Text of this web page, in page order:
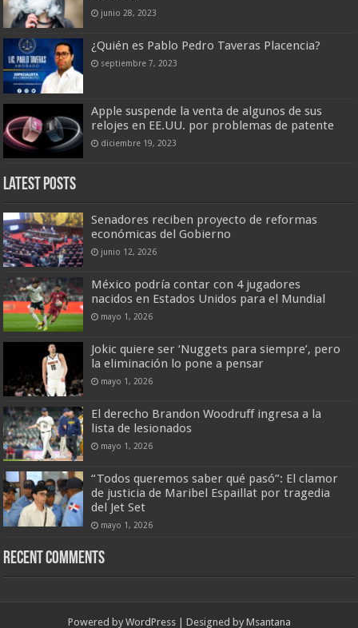
junio 28, 2023
¿Quién es Pablo Pedro Taveras Placencia?
septiembre 7, 2023
Apple suspende la venta de algunos de sus
relojes en EE.UU. por problemas de patente
diciembre 19, 2023
Latest Posts
Senadores reciben proyecto de reformas
económicas del Gobierno
junio 12, 2026
México podría contar con 4 jugadores
nacidos en Estados Unidos para el Mundial
mayo 1, 2026
Jokic quiere ser ‘Nuggets para siempre’, pero
la eliminación lo pone a pensar
mayo 1, 2026
El derecho Brandon Woodruff ingresa a la
lista de lesionados
mayo 1, 2026
“Todos queremos saber qué pasó”: El clamor
de justicia de Maribel Espaillat por tragedia
del Jet Set
mayo 1, 2026
Recent Comments
Powered by WordPress| Designed by Msantana